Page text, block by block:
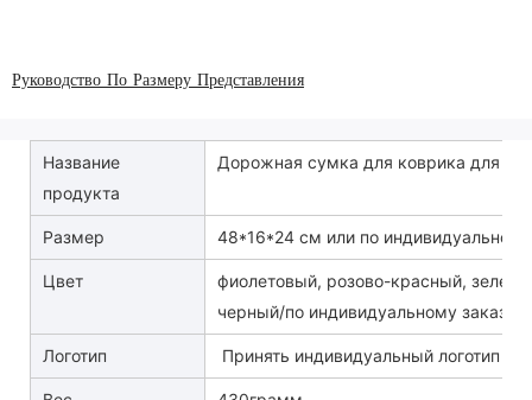
Руководство По Размеру Представления
Название
продукта
Дорожная сумка для коврика для
Размер 48*16*24 см или по индивидуальному
Цвет
фиолетовый, розово-красный,
черный/по индивидуальному заказу
Логотип Принять индивидуальный логотип